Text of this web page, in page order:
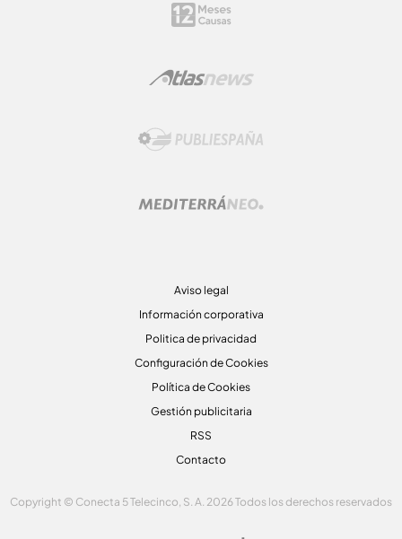
Aviso legal
Información corporativa
Politica de privacidad
Configuración de Cookies
Política de Cookies
Gestión publicitaria
RSS
Contacto
Copyright © Conecta 5 Telecinco, S. A. 2026 Todos los derechos reservados